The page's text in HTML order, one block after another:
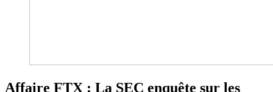
Affaire FTX : La SEC enquête sur les